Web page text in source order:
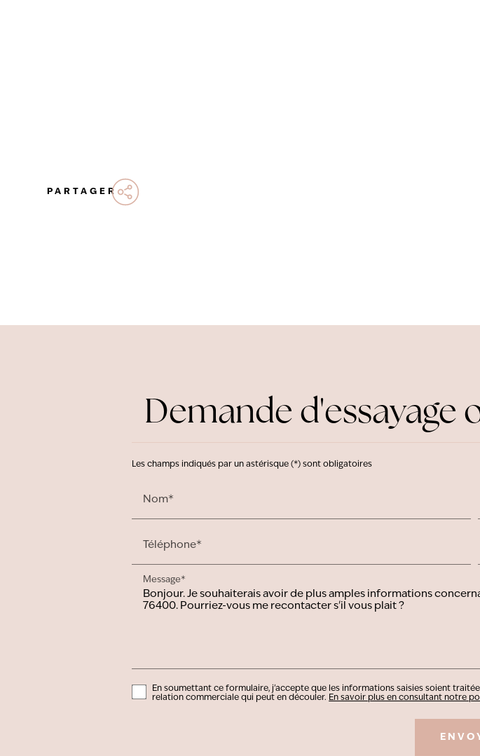
PARTAGER
Demande d'essayage
Les champs indiqués par un astérisque (*) sont obligatoires
Nom*
Téléphone*
Message*
En soumettant ce formulaire, j'accepte que les informations saisies soient
relation commerciale qui peut en découler. En savoir plus en consultant notre